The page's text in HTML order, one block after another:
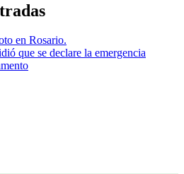
en Rosario.
que se declare la emergencia